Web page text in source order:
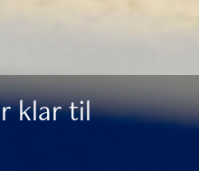
klar til